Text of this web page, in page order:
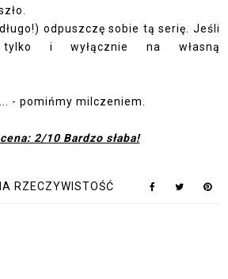
odpuszczę sobie tą serię. Jeśli
i wyłącznie na własną
- pomińmy milczeniem.
2/10 Bardzo słaba!
RZECZYWISTOŚĆ